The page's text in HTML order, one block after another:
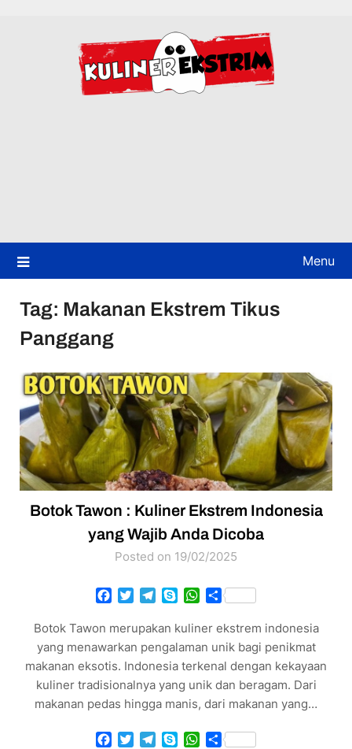
Menu
Tag: Makanan Ekstrem Tikus
Panggang
Botok Tawon : Kuliner Ekstrem Indonesia
yang Wajib Anda Dicoba
Posted on 19/02/2025
Facebook
TwitterTelegram
SkypeWhatsApp
Share
Botok Tawon merupakan kuliner ekstrem indonesia
yang menawarkan pengalaman unik bagi penikmat
makanan eksotis. Indonesia terkenal dengan kekayaan
kuliner tradisionalnya yang unik dan beragam. Dari
makanan pedas hingga manis, dari makanan yang…
Facebook
TwitterTelegram
SkypeWhatsApp
Share